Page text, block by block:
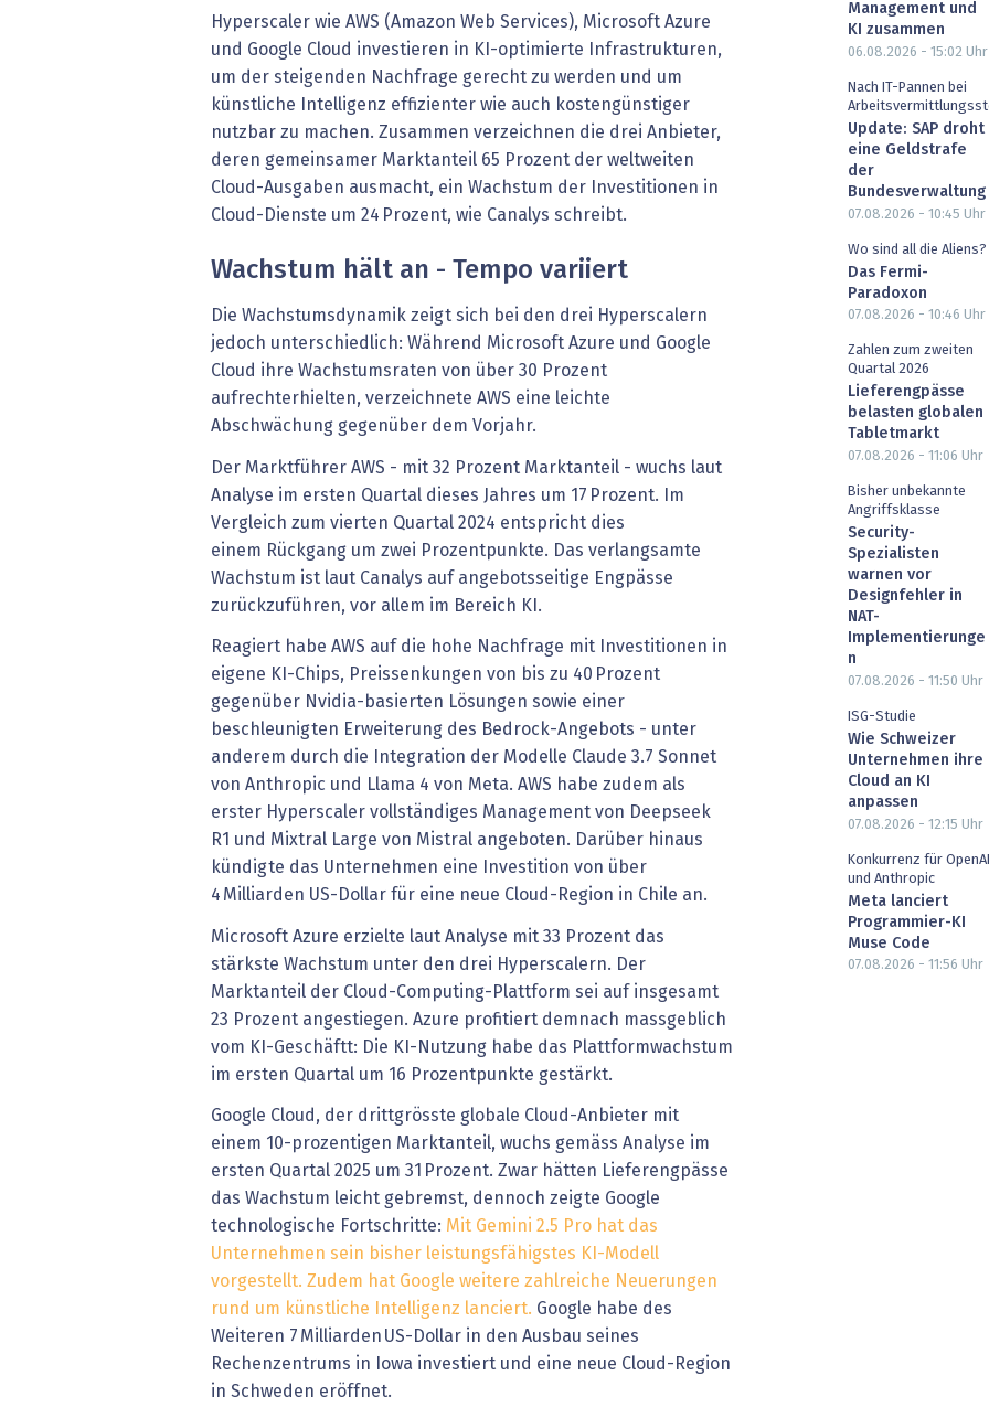
Hyperscaler wie AWS (Amazon Web Services), Microsoft Azure
und Google Cloud investieren in KI-optimierte Infrastrukturen,
um der steigenden Nachfrage gerecht zu werden und um
künstliche Intelligenz effizienter wie auch kostengünstiger
nutzbar zu machen. Zusammen verzeichnen die drei Anbieter,
deren gemeinsamer Marktanteil 65 Prozent der weltweiten
Cloud-Ausgaben ausmacht, ein Wachstum der Investitionen in
Cloud-Dienste um 24 Prozent, wie Canalys schreibt.
Wachstum hält an - Tempo variiert
Die Wachstumsdynamik zeigt sich bei den drei Hyperscalern
jedoch unterschiedlich: Während Microsoft Azure und Google
Cloud ihre Wachstumsraten von über 30 Prozent
aufrechterhielten, verzeichnete AWS eine leichte
Abschwächung gegenüber dem Vorjahr.
Der Marktführer AWS - mit 32 Prozent Marktanteil - wuchs laut
Analyse im ersten Quartal dieses Jahres um 17 Prozent. Im
Vergleich zum vierten Quartal 2024 entspricht dies
einem Rückgang um zwei Prozentpunkte. Das verlangsamte
Wachstum ist laut Canalys auf angebotsseitige Engpässe
zurückzuführen, vor allem im Bereich KI.
Reagiert habe AWS auf die hohe Nachfrage mit Investitionen in
eigene KI-Chips, Preissenkungen von bis zu 40 Prozent
gegenüber Nvidia-basierten Lösungen sowie einer
beschleunigten Erweiterung des Bedrock-Angebots - unter
anderem durch die Integration der Modelle Claude 3.7 Sonnet
von Anthropic und Llama 4 von Meta. AWS habe zudem als
erster Hyperscaler vollständiges Management von Deepseek
R1 und Mixtral Large von Mistral angeboten. Darüber hinaus
kündigte das Unternehmen eine Investition von über
4 Milliarden US-Dollar für eine neue Cloud-Region in Chile an.
Microsoft Azure erzielte laut Analyse mit 33 Prozent das
stärkste Wachstum unter den drei Hyperscalern. Der
Marktanteil der Cloud-Computing-Plattform sei auf insgesamt
23 Prozent angestiegen. Azure profitiert demnach massgeblich
vom KI-Geschäftt: Die KI-Nutzung habe das Plattformwachstum
im ersten Quartal um 16 Prozentpunkte gestärkt.
Google Cloud, der drittgrösste globale Cloud-Anbieter mit
einem 10-prozentigen Marktanteil, wuchs gemäss Analyse im
ersten Quartal 2025 um 31 Prozent. Zwar hätten Lieferengpässe
das Wachstum leicht gebremst, dennoch zeigte Google
technologische Fortschritte: Mit Gemini 2.5 Pro hat das
Unternehmen sein bisher leistungsfähigstes KI-Modell
vorgestellt. Zudem hat Google weitere zahlreiche Neuerungen
rund um künstliche Intelligenz lanciert. Google habe des
Weiteren 7 Milliarden US-Dollar in den Ausbau seines
Rechenzentrums in Iowa investiert und eine neue Cloud-Region
in Schweden eröffnet.
Management und
KI zusammen
06.08.2026 - 15:02 Uhr
Nach IT-Pannen bei
Update: SAP droht
eine Geldstrafe
der
Bundesverwaltung
07.08.2026 - 10:45 Uhr
Wo sind all die Aliens?
Das Fermi-
Paradoxon
07.08.2026 - 10:46 Uhr
Zahlen zum zweiten
Quartal 2026
Lieferengpässe
belasten globalen
Tabletmarkt
07.08.2026 - 11:06 Uhr
Bisher unbekannte
Angriffsklasse
Security-
Spezialisten
warnen vor
Designfehler in
NAT-
Implementierunge
n
07.08.2026 - 11:50 Uhr
ISG-Studie
Wie Schweizer
Unternehmen ihre
Cloud an KI
anpassen
07.08.2026 - 12:15 Uhr
Konkurrenz für OpenAI
und Anthropic
Meta lanciert
Programmier-KI
Muse Code
07.08.2026 - 11:56 Uhr